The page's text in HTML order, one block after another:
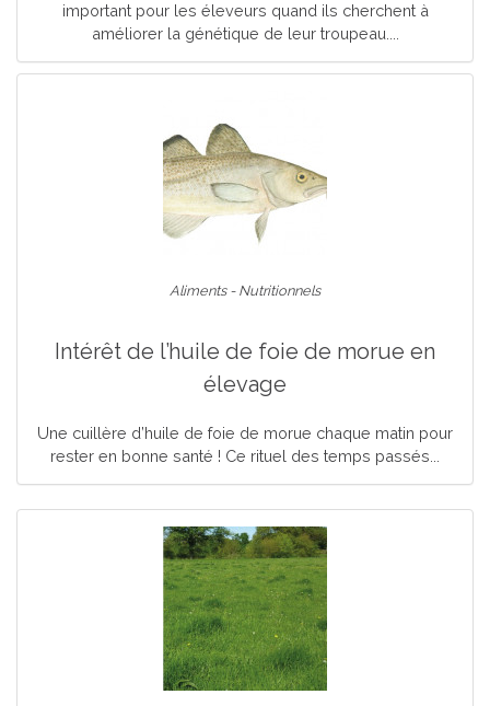
important pour les éleveurs quand ils cherchent à
améliorer la génétique de leur troupeau....
Aliments - Nutritionnels
Intérêt de l’huile de foie de morue en
élevage
Une cuillère d’huile de foie de morue chaque matin pour
rester en bonne santé ! Ce rituel des temps passés...